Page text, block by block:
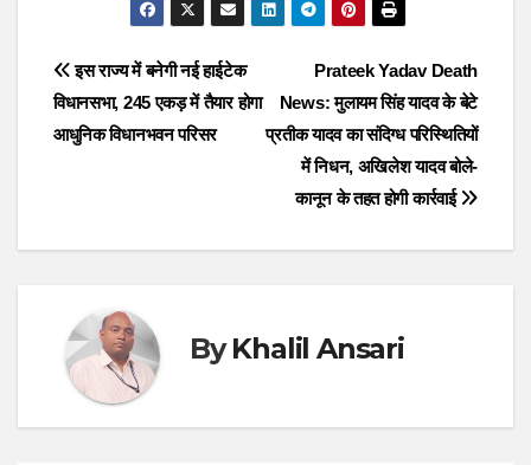
Post
navigation
Prateek Yadav Death
News: मुलायम सिंह यादव के बेटे
प्रतीक यादव का संदिग्ध परिस्थितियों
में निधन, अखिलेश यादव बोले-
कानून के तहत होगी कार्रवाई
इस राज्य में बनेगी नई हाईटेक
विधानसभा, 245 एकड़ में तैयार होगा
आधुनिक विधानभवन परिसर
ByKhalil Ansari